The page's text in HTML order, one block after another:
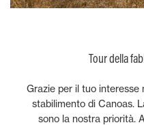
Tour della
Grazie per il tuo
stabilimento di Canoas.
sono la nostra priorità.